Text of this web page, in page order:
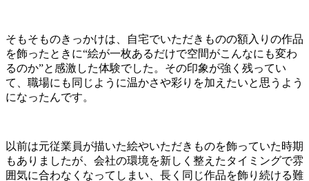
そもそものきっかけは、自宅でいただきものの額入りの作品
を飾ったときに“絵が一枚あるだけで空間がこんなにも変わ
るのか”と感激した体験でした。その印象が強く残ってい
て、職場にも同じように温かさや彩りを加えたいと思うよう
になったんです。
以前は元従業員が描いた絵やいただきものを飾っていた時期
もありましたが、会社の環境を新しく整えたタイミングで雰
囲気に合わなくなってしまい、長く同じ作品を飾り続ける難